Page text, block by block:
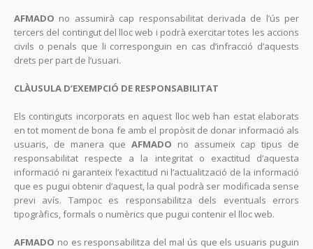
AFMADO no assumirà cap responsabilitat derivada de l’ús per
tercers del contingut del lloc web i podrà exercitar totes les accions
civils o penals que li corresponguin en cas d’infracció d’aquests
drets per part de l’usuari.
CLÀUSULA D’EXEMPCIÓ DE RESPONSABILITAT
Els continguts incorporats en aquest lloc web han estat elaborats
en tot moment de bona fe amb el propòsit de donar informació als
usuaris, de manera que AFMADO no assumeix cap tipus de
responsabilitat respecte a la integritat o exactitud d’aquesta
informació ni garanteix l’exactitud ni l’actualització de la informació
que es pugui obtenir d’aquest, la qual podrà ser modificada sense
previ avís. Tampoc es responsabilitza dels eventuals errors
tipogràfics, formals o numèrics que pugui contenir el lloc web.
AFMADO no es responsabilitza del mal ús que els usuaris puguin